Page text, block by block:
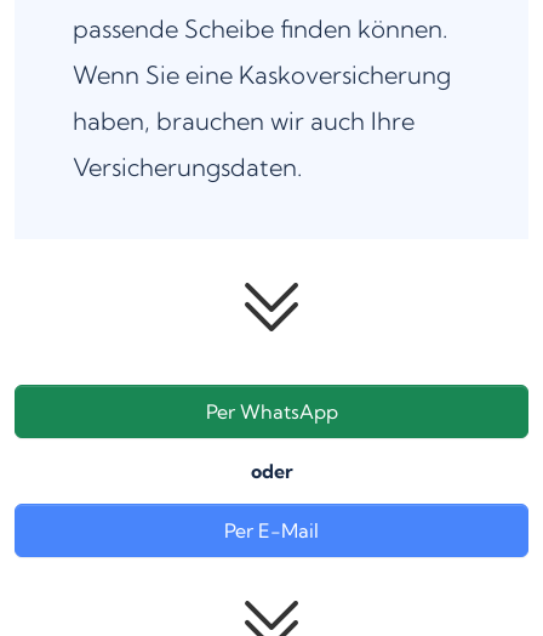
passende Scheibe finden können.
Wenn Sie eine Kaskoversicherung
haben, brauchen wir auch Ihre
Versicherungsdaten.
Per WhatsApp
oder
Per E-Mail